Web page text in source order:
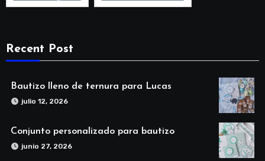
Recent Post
Bautizo lleno de ternura para Lucas
julio 12, 2026
Conjunto personalizado para bautizo
junio 27, 2026